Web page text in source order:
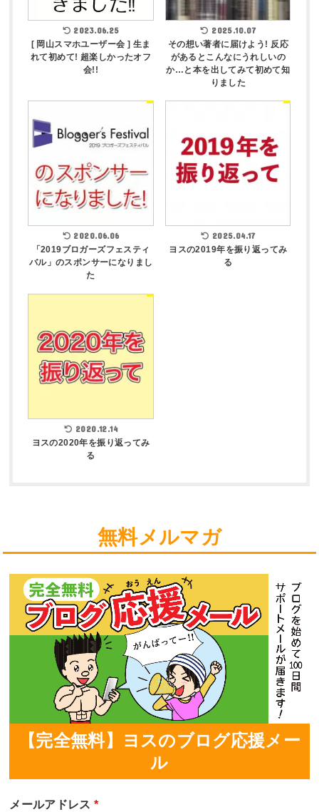
2023.06.25
[ 岡山スマホユーザー会 ] 生ま
れて初めて! 超楽しかったオフ
会!!
2025.10.07
その想い著者に届けよう! 反応
があるとこんなにうれしいの
か…と本を出してみて初めて知
りました
2020.06.06
「2019ブロガーズフェスティ
バル」のスポンサーになりまし
た
2025.04.17
ヨスの2019年を振り返ってみ
る
2020.12.14
ヨスの2020年を振り返ってみ
る
無料メルマガ
【完全無料】ヨスのブログ応援メー
ル
メールアドレス *